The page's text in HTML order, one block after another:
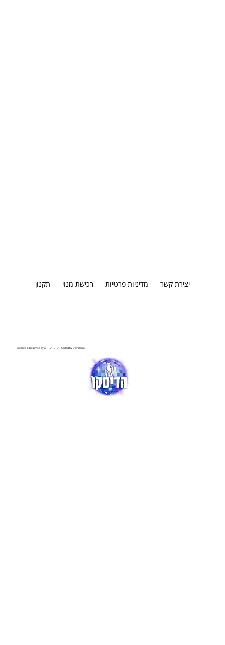
Powered & Designed byART-UP LTD | Coded byDevelowix
תקנון רכישת מנוי מדיניות פרטיות יצירת קשר